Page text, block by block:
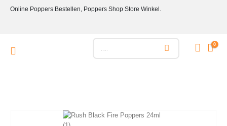
Online Poppers Bestellen, Poppers Shop Store Winkel.
0